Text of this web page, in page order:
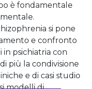
è fondamentale
si pone
e confronto
in psichiatria con
più la condivisione
e di casi studio